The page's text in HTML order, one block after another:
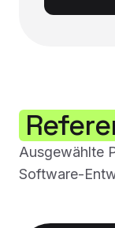
Ausgewählte
Software-